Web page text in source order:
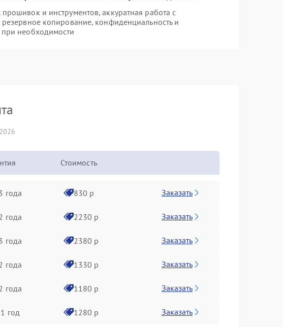
и инструментов, аккуратная работа с
копирование, конфиденциальность и
необходимости
Стоимость
года 830 р Заказать
года 2230 р Заказать
года 2380 р Заказать
года 1330 р Заказать
года 1180 р Заказать
1 год 1280 р Заказать